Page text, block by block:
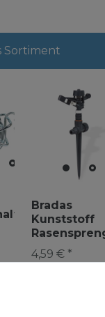
Sortiment
Bradas
Kunststoff
17m
4,59 € *